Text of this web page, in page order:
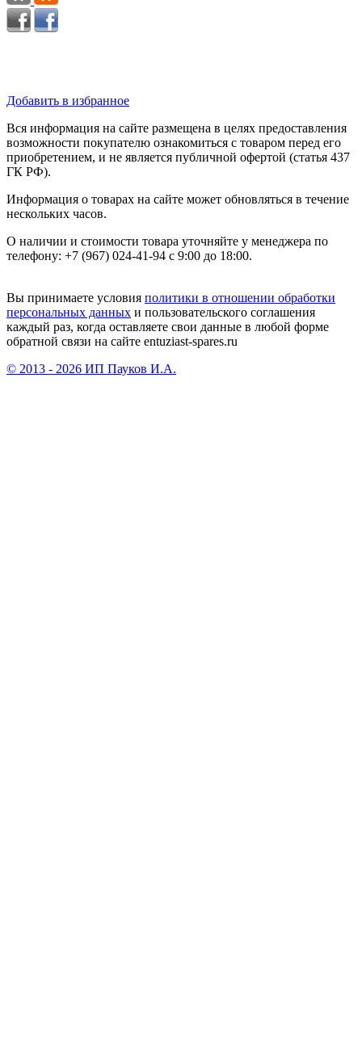
Добавить в избранное
Вся информация на сайте размещена в целях предоставления
возможности покупателю ознакомиться с товаром перед его
приобретением, и не является публичной офертой (статья 437
ГК РФ).
Информация о товарах на сайте может обновляться в течение
нескольких часов.
О наличии и стоимости товара уточняйте у менеджера по
телефону: +7 (967) 024-41-94 с 9:00 до 18:00.
Вы принимаете условия политики в отношении обработки
персональных данных и пользовательского соглашения
каждый раз, когда оставляете свои данные в любой форме
обратной связи на сайте entuziast-spares.ru
© 2013 - 2026 ИП Пауков И.А.